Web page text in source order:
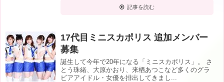
記事を読む
17代目ミニスカポリス 追加メンバー
募集
誕生して今年で20年になる「ミニスカポリス」。 さ
とう珠緒、大原かおり、来栖あつこなど多くのグラ
ビアアイドル・女優を排出してきまし...